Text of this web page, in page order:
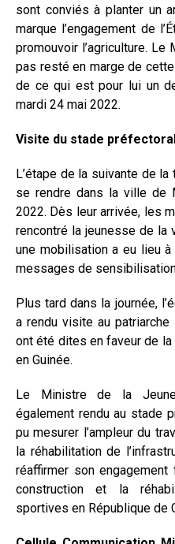
sont conviés à planter un
marque l’engagement de
promouvoir l’agriculture. Le
pas resté en marge de
de ce qui est pour lui un
mardi 24 mai 2022.
Visite du stade
L’étape de la suivante de
se rendre dans la ville de
2022. Dès leur arrivée, les
rencontré la jeunesse de la
une mobilisation a eu lieu
messages de
Plus tard dans la journée,
a rendu visite au
ont été dites en faveur de
en Guinée.
Le Ministre de la
également rendu au stade
pu mesurer l’ampleur du
la réhabilitation de
réaffirmer son
construction et la
sportives en République de